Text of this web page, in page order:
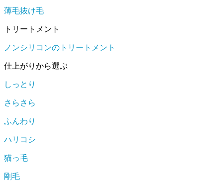
薄毛抜け毛
トリートメント
ノンシリコンのトリートメント
仕上がりから選ぶ
しっとり
さらさら
ふんわり
ハリコシ
猫っ毛
剛毛